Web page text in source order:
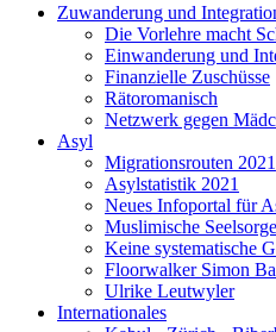
Zuwanderung und
Die Vorlehre macht
Einwanderung und
Finanzielle Zuschüsse
Rätoromanisch
Netzwerk gegen
Asyl
Migrationsrouten 2021
Asylstatistik 2021
Neues Infoportal für
Muslimische
Keine systematische
Floorwalker Simon
Ulrike Leutwyler
Internationales